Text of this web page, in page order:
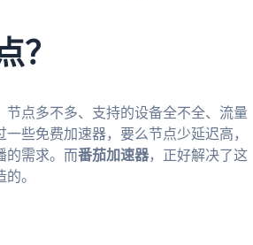
？
点多不多、支持的设备全不全、流量
些免费加速器，要么节点少延迟高，
的需求。而番茄加速器，正好解决了这
。